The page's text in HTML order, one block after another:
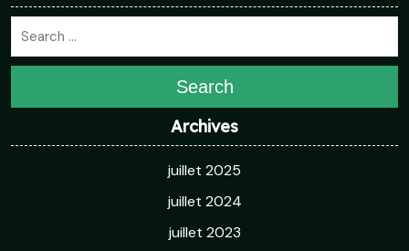
Search
Archives
juillet 2025
juillet 2024
juillet 2023